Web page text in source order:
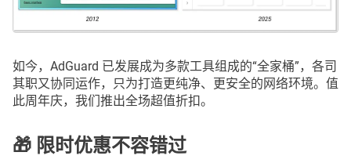
如今，AdGuard 已发展成为多款工具组成的“全家桶”，各司
其职又协同运作，只为打造更纯净、更安全的网络环境。值
此周年庆，我们推出全场超值折扣。
🎁 限时优惠不容错过